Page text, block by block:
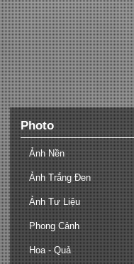
Photo
Ảnh Nền
Ảnh Trắng Đen
Ảnh Tư Liệu
Phong Cảnh
Hoa - Quả